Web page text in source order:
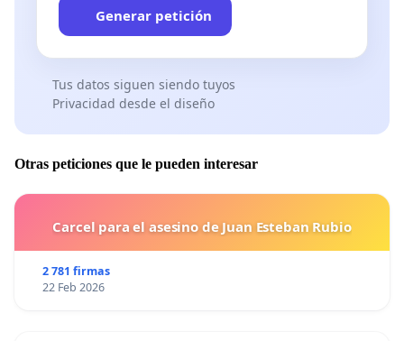
Generar petición
Tus datos siguen siendo tuyos
Privacidad desde el diseño
Otras peticiones que le pueden interesar
Carcel para el asesino de Juan Esteban Rubio
2 781 firmas
22 Feb 2026